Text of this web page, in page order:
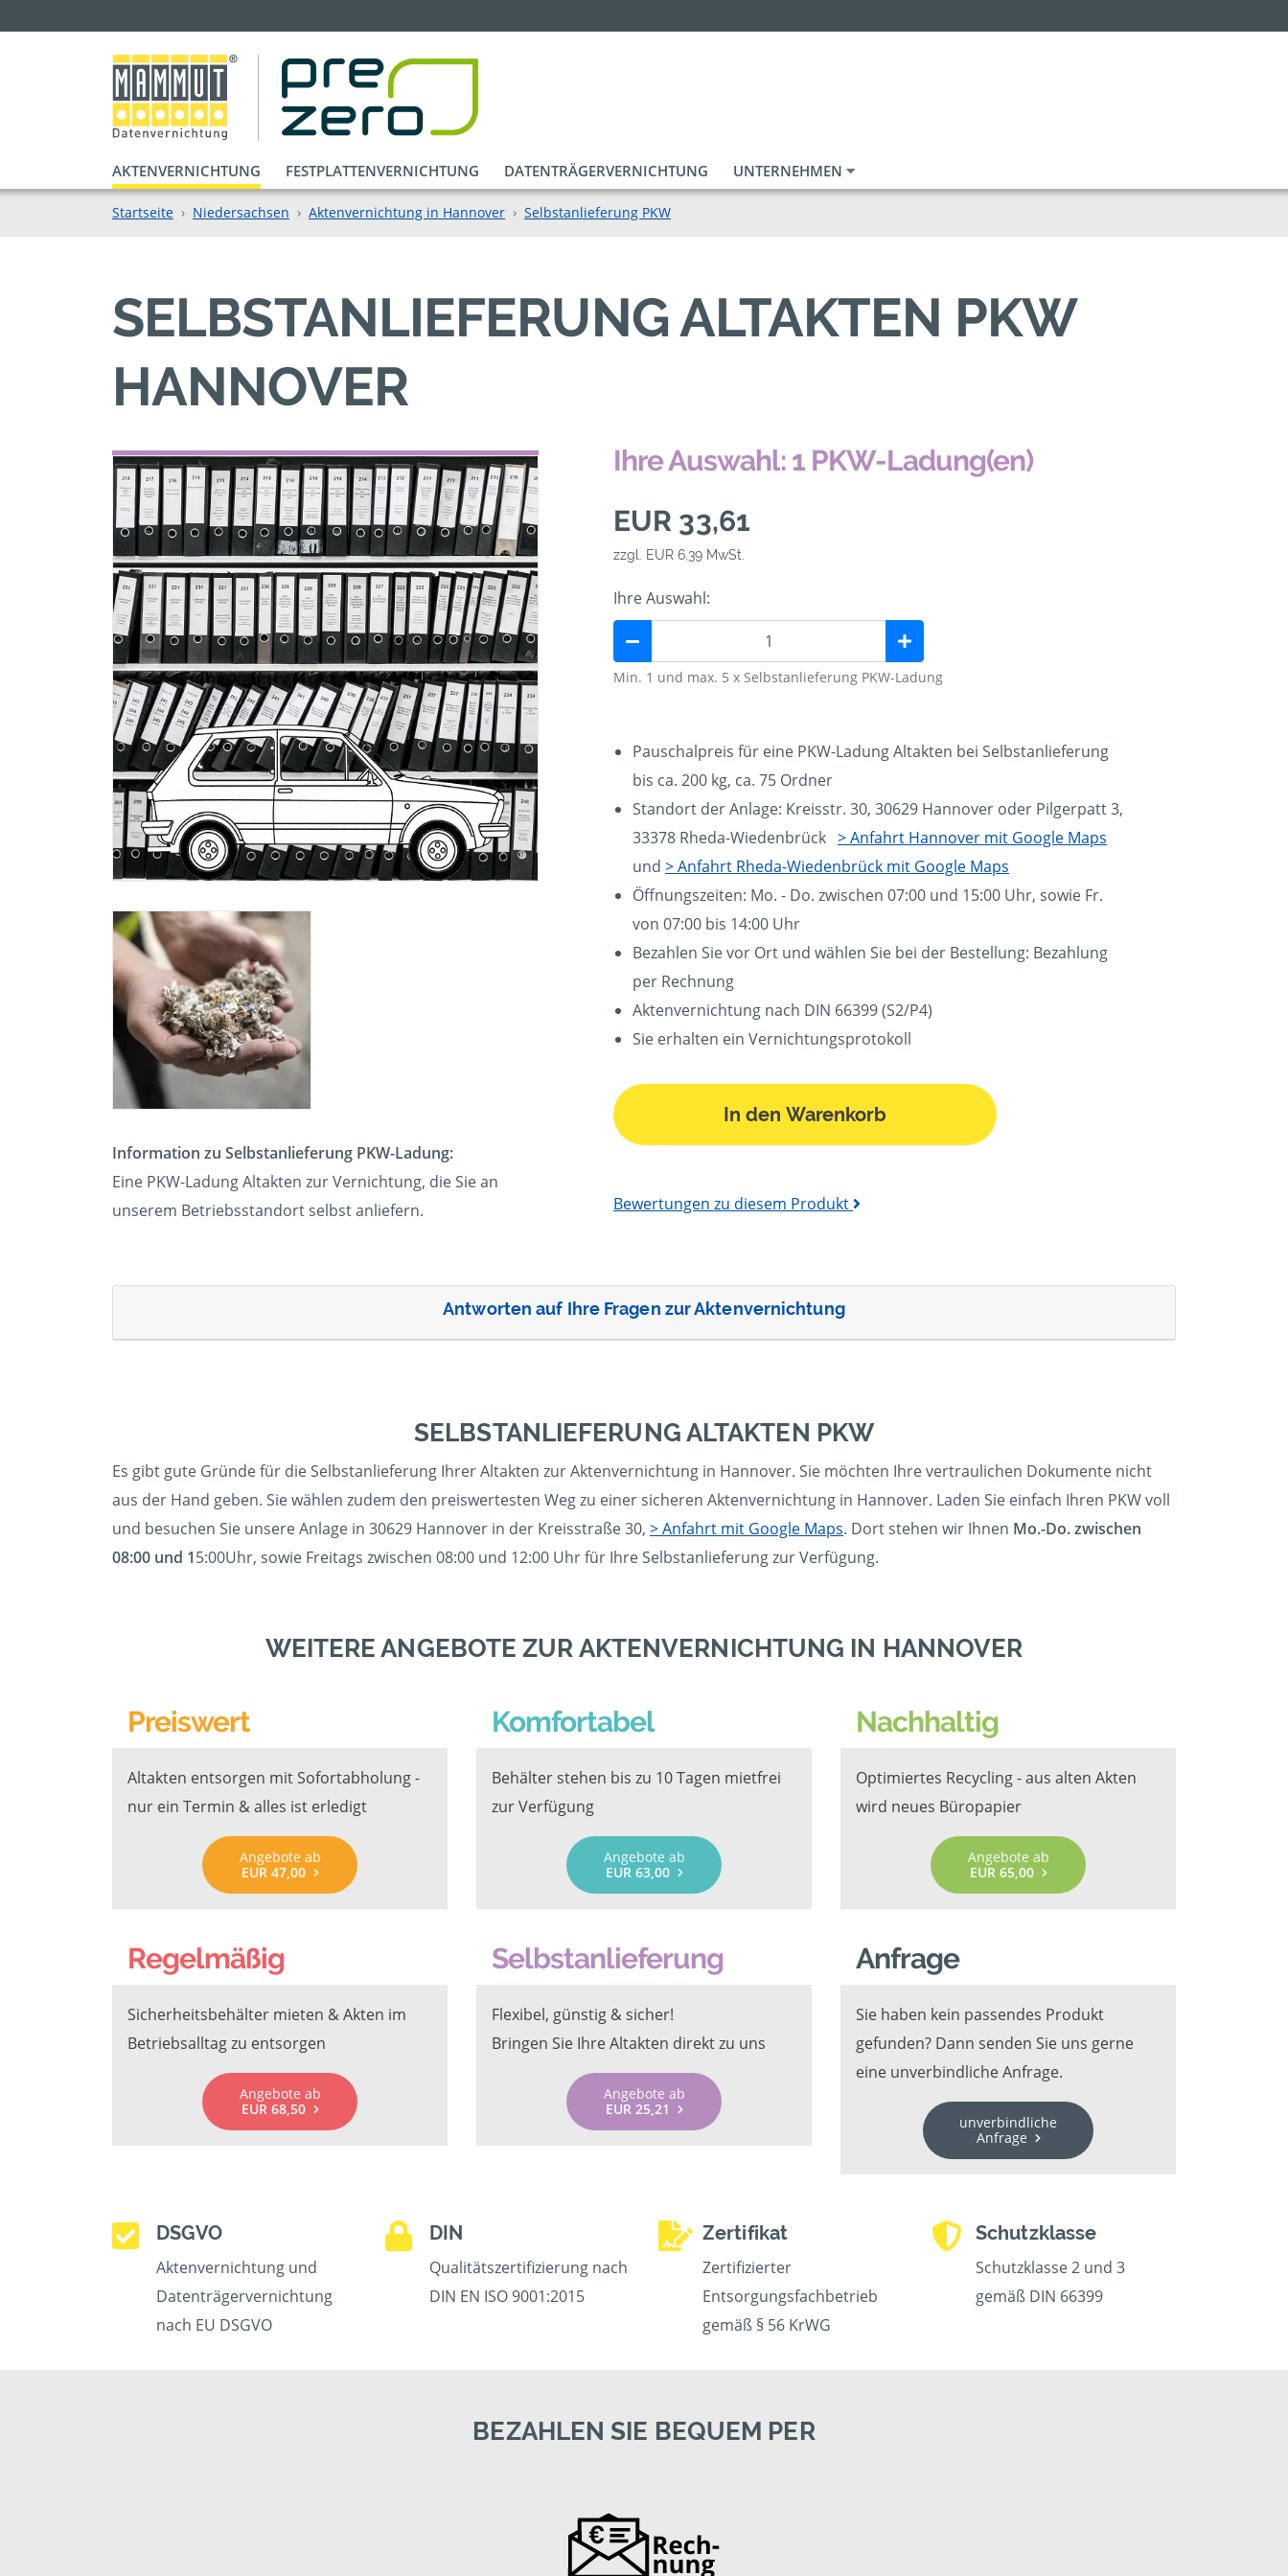
AKTENVERNICHTUNG FESTPLATTENVERNICHTUNG DATENTRÄGERVERNICHTUNG UNTERNEHMEN
Startseite Niedersachsen Aktenvernichtung in Hannover Selbstanlieferung PKW
SELBSTANLIEFERUNG ALTAKTEN PKW
HANNOVER
Information zu Selbstanlieferung PKW-Ladung:
Eine PKW-Ladung Altakten zur Vernichtung, die Sie an
unserem Betriebsstandort selbst anliefern.
Ihre Auswahl: 1 PKW-Ladung(en)
EUR 33,61
zzgl. EUR 6,39 MwSt.
Ihre Auswahl:
Min. 1 und max. 5 x Selbstanlieferung PKW-Ladung
Pauschalpreis für eine PKW-Ladung Altakten bei Selbstanlieferung
bis ca. 200 kg, ca. 75 Ordner
Standort der Anlage: Kreisstr. 30, 30629 Hannover oder Pilgerpatt 3,
33378 Rheda-Wiedenbrück > Anfahrt Hannover mit Google Maps
und > Anfahrt Rheda-Wiedenbrück mit Google Maps
Öffnungszeiten: Mo. - Do. zwischen 07:00 und 15:00 Uhr, sowie Fr.
von 07:00 bis 14:00 Uhr
Bezahlen Sie vor Ort und wählen Sie bei der Bestellung: Bezahlung
per Rechnung
Aktenvernichtung nach DIN 66399 (S2/P4)
Sie erhalten ein Vernichtungsprotokoll
In den Warenkorb
Bewertungen zu diesem Produkt
Antworten auf Ihre Fragen zur Aktenvernichtung
SELBSTANLIEFERUNG ALTAKTEN PKW
Es gibt gute Gründe für die Selbstanlieferung Ihrer Altakten zur Aktenvernichtung in Hannover. Sie möchten Ihre vertraulichen Dokumente nicht
aus der Hand geben. Sie wählen zudem den preiswertesten Weg zu einer sicheren Aktenvernichtung in Hannover. Laden Sie einfach Ihren PKW voll
und besuchen Sie unsere Anlage in 30629 Hannover in der Kreisstraße 30, > Anfahrt mit Google Maps. Dort stehen wir Ihnen Mo.-Do. zwischen
08:00 und 15:00Uhr, sowie Freitags zwischen 08:00 und 12:00 Uhr für Ihre Selbstanlieferung zur Verfügung.
WEITERE ANGEBOTE ZUR AKTENVERNICHTUNG IN HANNOVER
Preiswert
Altakten entsorgen mit Sofortabholung -
nur ein Termin & alles ist erledigt
Angebote ab
EUR 47,00
Komfortabel
Behälter stehen bis zu 10 Tagen mietfrei
zur Verfügung
Angebote ab
EUR 63,00
Nachhaltig
Optimiertes Recycling - aus alten Akten
wird neues Büropapier
Angebote ab
EUR 65,00
Regelmäßig
Sicherheitsbehälter mieten & Akten im
Betriebsalltag zu entsorgen
Angebote ab
EUR 68,50
Selbstanlieferung
Flexibel, günstig & sicher!
Bringen Sie Ihre Altakten direkt zu uns
Angebote ab
EUR 25,21
Anfrage
Sie haben kein passendes Produkt
gefunden? Dann senden Sie uns gerne
eine unverbindliche Anfrage.
unverbindliche
Anfrage
DSGVO
Aktenvernichtung und
Datenträgervernichtung
nach EU DSGVO
DIN
Qualitätszertifizierung nach
DIN EN ISO 9001:2015
Zertifikat
Zertifizierter
Entsorgungsfachbetrieb
gemäß § 56 KrWG
Schutzklasse
Schutzklasse 2 und 3
gemäß DIN 66399
BEZAHLEN SIE BEQUEM PER